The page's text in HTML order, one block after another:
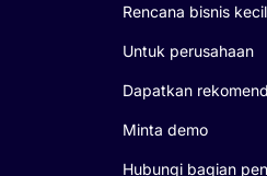
Rencana bisnis kecil
Untuk perusahaan
Dapatkan
Minta demo
Hubungi bagian